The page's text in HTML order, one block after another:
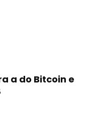
a do Bitcoin e